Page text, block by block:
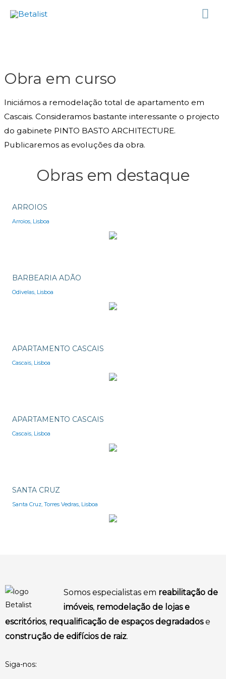
Obra em curso
Iniciámos a remodelação total de apartamento em
Cascais. Consideramos bastante interessante o projecto
do gabinete PINTO BASTO ARCHITECTURE.
Publicaremos as evoluções da obra.
Obras em destaque
ARROIOS
Arroios, Lisboa
BARBEARIA ADÃO
Odivelas, Lisboa
APARTAMENTO CASCAIS
Cascais, Lisboa
APARTAMENTO CASCAIS
Cascais, Lisboa
SANTA CRUZ
Santa Cruz, Torres Vedras, Lisboa
Somos especialistas em reabilitação de
imóveis, remodelação de lojas e
escritórios, requalificação de espaços degradadose
construção de edifícios de raiz.
Siga-nos: